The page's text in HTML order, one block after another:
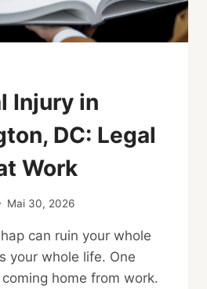
Injury in
DC: Legal
Work
Mai 30, 2026
can ruin your whole
your whole life. One
coming home from work.